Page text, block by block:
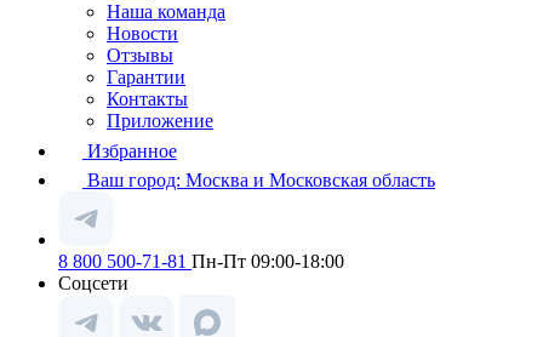
Наша команда
Новости
Отзывы
Гарантии
Контакты
Приложение
Избранное
Ваш город: Москва и Московская область
8 800 500-71-81 Пн-Пт 09:00-18:00
Соцсети